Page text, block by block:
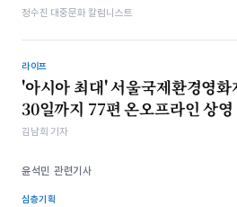
정수진 대중문화 칼럼니스트
라이프
'아시아 최대' 서울국제환경영화
30일까지 77편 온오프라인 상영
김남희 기자
윤석민 관련기사
심층기획